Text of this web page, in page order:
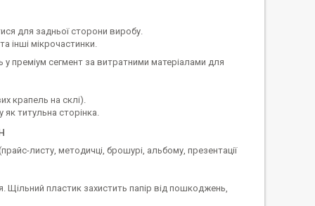
для задньої сторони виробу.
інші мікрочастинки.
преміум сегмент за витратними матеріалами для
крапель на склі).
титульна сторінка.
листу, методичці, брошурі, альбому, презентації
Щільний пластик захистить папір від пошкоджень,